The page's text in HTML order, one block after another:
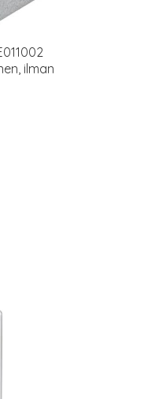
ilman